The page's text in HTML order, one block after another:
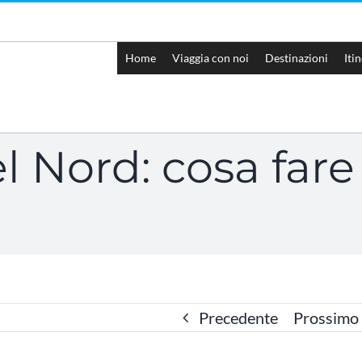
Home Viaggia con noi Destinazioni
Nord: cosa
Precedente Prossimo